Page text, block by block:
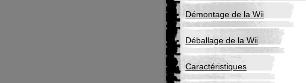
Démontage de la Wii
Déballage de la Wii
Caractéristiques